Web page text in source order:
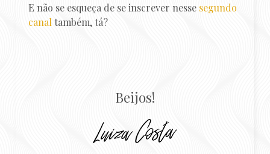
E não se esqueça de se inscrever nesse segundo
canal também, tá?
Beijos!